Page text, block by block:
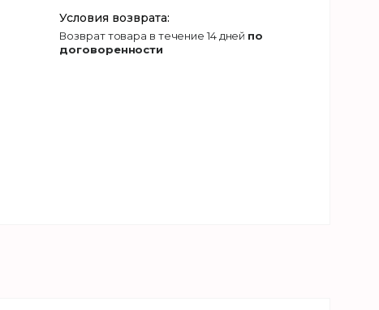
возврат товара в течение 14 дней по
договоренности